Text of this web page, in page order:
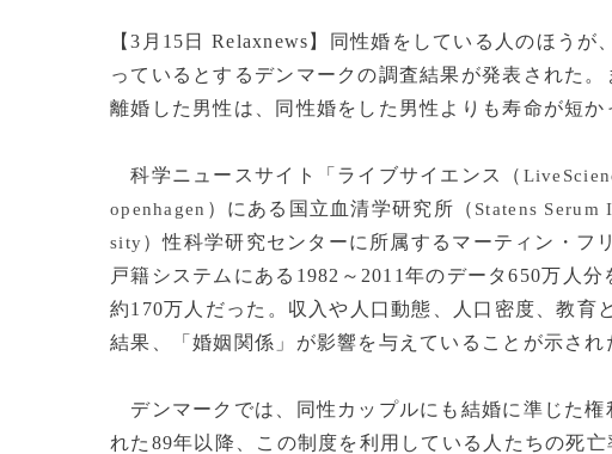
【3月15日 Relaxnews】同性婚をしている人のほう
っているとするデンマークの調査結果が発表された
離婚した男性は、同性婚をした男性よりも寿命が短か
科学ニュースサイト「ライブサイエンス（
openhagen ）にある国立血清学研究所（ Statens Serum
sity）性科学研究センターに所属するマーティン・フ
戸籍システムにある1982～2011年のデータ650万人
約170万人だった。収入や人口動態、人口密度、教育
結果、「婚姻関係」が影響を与えていることが示され
デンマークでは、同性カップルにも結婚に準じた
れた89年以降、この制度を利用している人たちの死